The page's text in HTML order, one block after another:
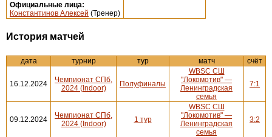
Официальные лица:
Константинов Алексей (Тренер)
История матчей
дата турнир тур матч счёт
16.12.2024
Чемпионат СПб,
2024 (Indoor)
Полуфиналы
WBSC СШ
"Локомотив" —
Ленинградская
семья
7:1
09.12.2024
Чемпионат СПб,
2024 (Indoor)
1 тур
WBSC СШ
"Локомотив" —
Ленинградская
семья
3:2